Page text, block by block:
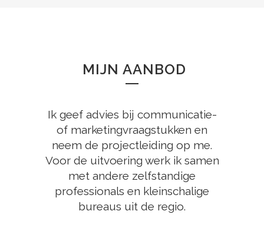
MIJN AANBOD
Ik geef advies bij communicatie-
of marketingvraagstukken en
neem de projectleiding op me.
Voor de uitvoering werk ik samen
met andere zelfstandige
professionals en kleinschalige
bureaus uit de regio.